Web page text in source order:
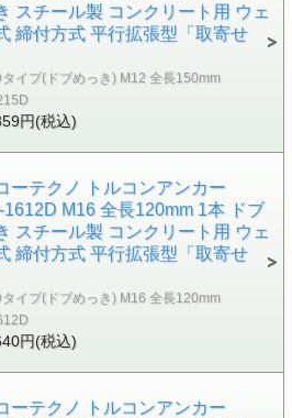
スチール製 コンクリート用 ウェ
締付方式 平行拡張型「取寄せ
イプ(ドブめっき) M12 全長150mm
円(税込)
ーテクノ トルコンアンカー
1612D M16 全長120mm 1本 ドブ
スチール製 コンクリート用 ウェ
締付方式 平行拡張型「取寄せ
イプ(ドブめっき) M16 全長120mm
円(税込)
ーテクノ トルコンアンカー